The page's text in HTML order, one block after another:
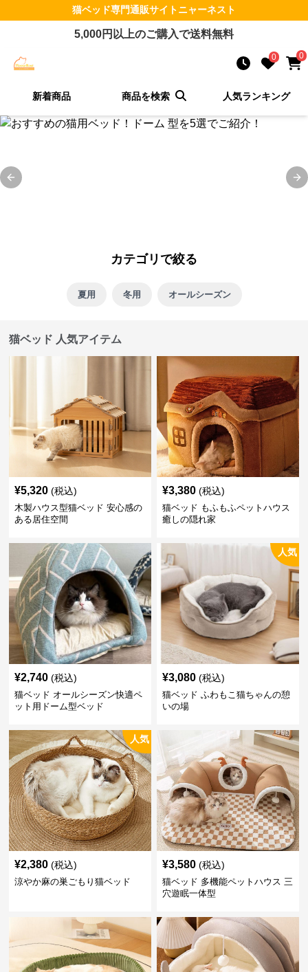
猫ベッド専門通販サイトニャーネスト
5,000円以上のご購入で送料無料
0 0
新着商品 商品を検索 人気ランキング
Previous slide
カテゴリで絞る
夏用 冬用 オールシーズン
猫ベッド 人気アイテム
¥5,320 (税込)
木製ハウス型猫ベッド 安心感の
ある居住空間
¥3,380 (税込)
猫ベッド もふもふペットハウス
癒しの隠れ家
¥2,740 (税込)
猫ベッド オールシーズン快適ペ
ット用ドーム型ベッド
人気
¥3,080 (税込)
猫ベッド ふわもこ猫ちゃんの憩
いの場
人気
¥2,380 (税込)
涼やか麻の巣ごもり猫ベッド
¥3,580 (税込)
猫ベッド 多機能ペットハウス 三
穴遊眠一体型